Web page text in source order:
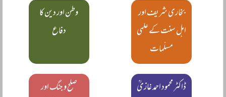
بخاری شریف اور
اہل سنت کے علمی
مسلّمات
وطن اور دین کا
دفاع
ڈاکٹر محمود احمد غازیؒ
صلح و جنگ اور